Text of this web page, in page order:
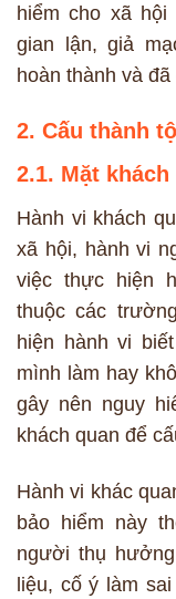
hiểm cho xã
gian lận, giả
hoàn thành và
2. Cấu thành
2.1. Mặt
Hành vi khách
xã hội, hành vi
việc thực hiện
thuộc các
hiện hành vi
mình làm hay
gây nên nguy
khách quan để
Hành vi khác
bảo hiểm này
người thụ
liệu, cố ý làm